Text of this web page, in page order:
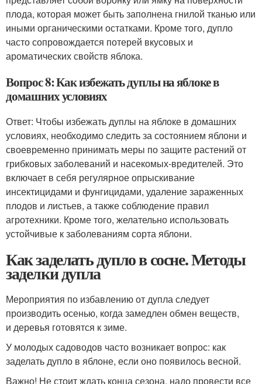
плода, которая может быть заполнена гнилой тканью или
иными органическими остатками. Кроме того, дупло
часто сопровождается потерей вкусовых и
ароматических свойств яблока.
Вопрос 8: Как избежать дуплы на яблоке в
домашних условиях
Ответ: Чтобы избежать дуплы на яблоке в домашних
условиях, необходимо следить за состоянием яблони и
своевременно принимать меры по защите растений от
грибковых заболеваний и насекомых-вредителей. Это
включает в себя регулярное опрыскивание
инсектицидами и фунгицидами, удаление зараженных
плодов и листьев, а также соблюдение правил
агротехники. Кроме того, желательно использовать
устойчивые к заболеваниям сорта яблони.
Как заделать дупло в сосне. Методы
заделки дупла
Мероприятия по избавлению от дупла следует
производить осенью, когда замедлен обмен веществ,
и деревья готовятся к зиме.
У молодых садоводов часто возникает вопрос: как
заделать дупло в яблоне, если оно появилось весной.
Важно! Не стоит ждать конца сезона, надо провести все